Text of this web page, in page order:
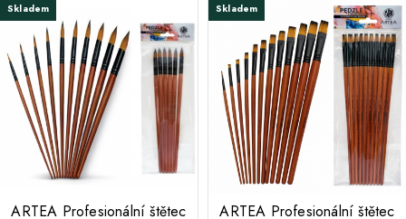
Skladem
ARTEA Profesionální štětec
Skladem
ARTEA Profesionální štětec